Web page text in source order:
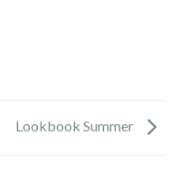
Lookbook Summer